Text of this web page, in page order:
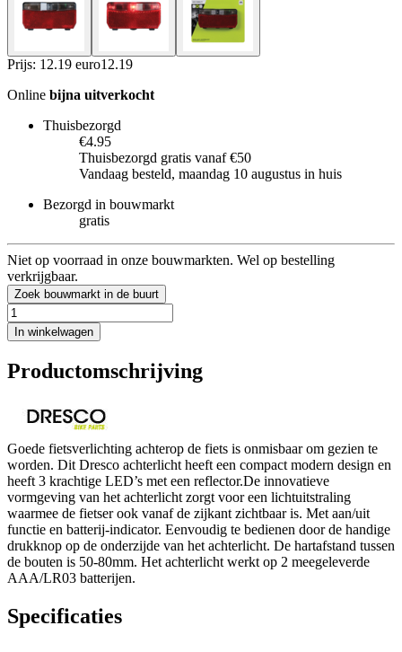
Prijs: 12.19 euro12.19
Online bijna uitverkocht
Thuisbezorgd
€4.95
Thuisbezorgd gratis vanaf €50
Vandaag besteld, maandag 10 augustus in huis
Bezorgd in bouwmarkt
gratis
Niet op voorraad in onze bouwmarkten. Wel op bestelling
verkrijgbaar.
Zoek bouwmarkt in de buurt
In winkelwagen
Productomschrijving
Goede fietsverlichting achterop de fiets is onmisbaar om gezien te
worden. Dit Dresco achterlicht heeft een compact modern design en
heeft 3 krachtige LED’s met een reflector.De innovatieve
vormgeving van het achterlicht zorgt voor een lichtuitstraling
waarmee de fietser ook vanaf de zijkant zichtbaar is. Met aan/uit
functie en batterij-indicator. Eenvoudig te bedienen door de handige
drukknop op de onderzijde van het achterlicht. De hartafstand tussen
de bouten is 50-80mm. Het achterlicht werkt op 2 meegeleverde
AAA/LR03 batterijen.
Specificaties